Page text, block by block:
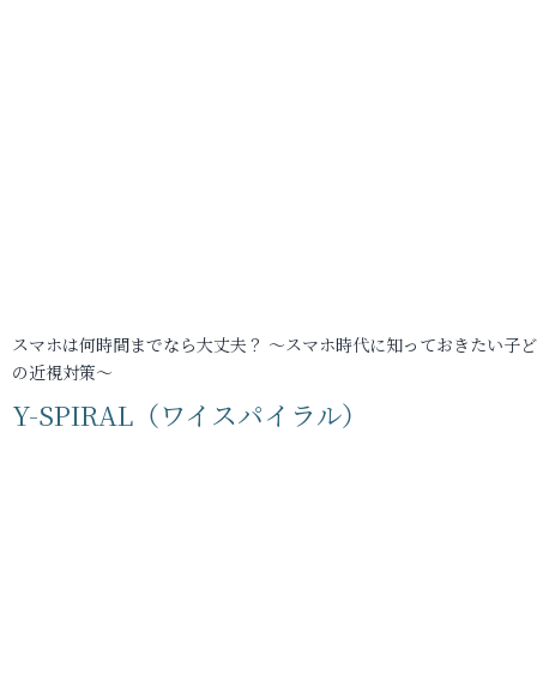
スマホは何時間までなら大丈夫？ ～スマホ時代に知っておきたい子
の近視対策～
Y-SPIRAL（ワイスパイラル）